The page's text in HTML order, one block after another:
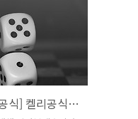
[투자지표, 투자공식] 켈리공식의 대한 쉬운 이해 #켈리공식